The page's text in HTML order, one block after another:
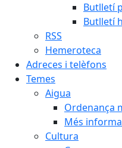
Butlletí
Butlletí
RSS
Hemeroteca
Adreces i telèfons
Temes
Aigua
Ordenança
Més
Cultura